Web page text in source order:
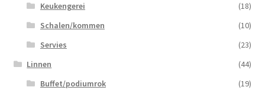
Keukengerei
(18)
Schalen/kommen
(10)
Servies
(23)
Linnen
(44)
Buffet/podiumrok
(19)